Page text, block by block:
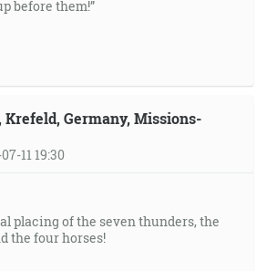
before them!”
Krefeld, Germany, Missions-
11 19:30
placing of the seven thunders, the
the four horses!